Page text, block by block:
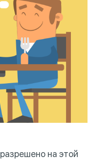
на этой